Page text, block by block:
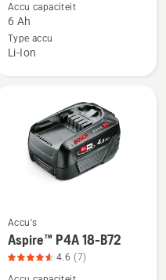
over
Aspire™
P4A
productbeoordeling
Accu capaciteit
6 Ah
Type accu
Li-Ion
Bekijk
meer
details
Accu's
Aspire™ P4A 18-B72
4.6 (7)